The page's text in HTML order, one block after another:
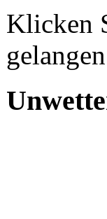
Klicken
gelangen